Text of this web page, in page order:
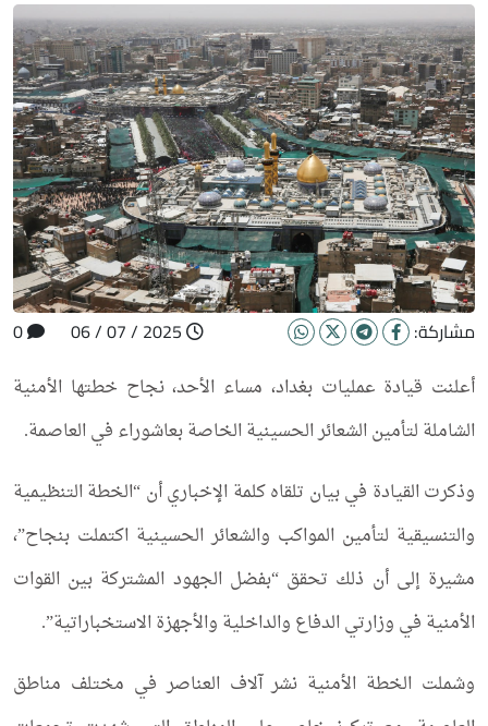
مشاركة:
أعلنت قيادة عمليات بغداد، مساء الأحد، نجاح خطتها الأمنية
الشاملة لتأمين الشعائر الحسينية الخاصة بعاشوراء في العاصمة.
وذكرت القيادة في بيان تلقاه كلمة الإخباري أن “الخطة التنظيمية
والتنسيقية لتأمين المواكب والشعائر الحسينية اكتملت بنجاح”،
مشيرة إلى أن ذلك تحقق “بفضل الجهود المشتركة بين القوات
الأمنية في وزارتي الدفاع والداخلية والأجهزة الاستخباراتية”.
وشملت الخطة الأمنية نشر آلاف العناصر في مختلف مناطق